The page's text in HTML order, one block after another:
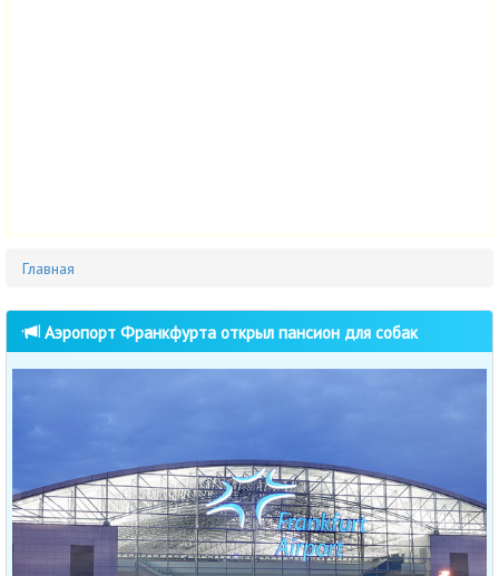
Главная
Аэропорт Франкфурта открыл пансион для собак